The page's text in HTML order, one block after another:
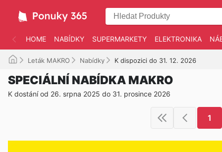
HOME NABÍDKY SUPERMARKETY ELEKTRONIKA
Leták MAKRO Nabídky K dispozici do 31. 12. 2026
SPECIÁLNÍ NABÍDKA MAKRO
K dostání od 26. srpna 2025 do 31. prosince 2026
1